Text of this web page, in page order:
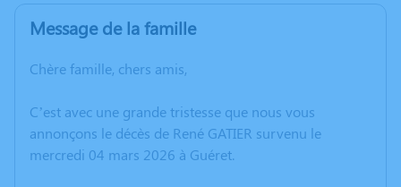
Message de la famille
Chère famille, chers amis,
C’est avec une grande tristesse que nous vous
annonçons le décès de René GATIER survenu le
mercredi 04 mars 2026 à Guéret.